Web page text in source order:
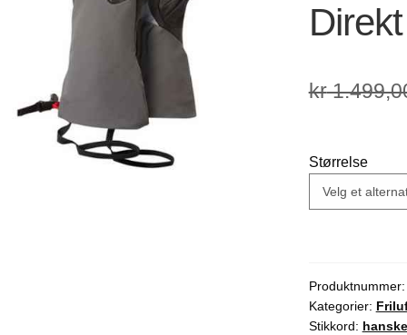
kr
Størrelse
Produktnummer:
Kategorier:
Stikkord: hanske